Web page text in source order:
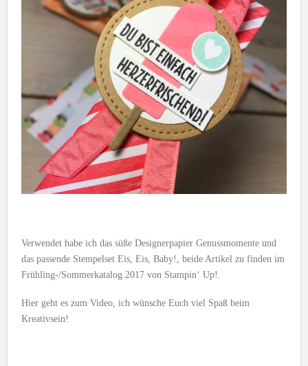
Verwendet habe ich das süße Designerpapier Genussmomente und
das passende Stempelset Eis, Eis, Baby!, beide Artikel zu finden im
Frühling-/Sommerkatalog 2017 von Stampin‘ Up!.
Hier geht es zum Video, ich wünsche Euch viel Spaß beim
Kreativsein!